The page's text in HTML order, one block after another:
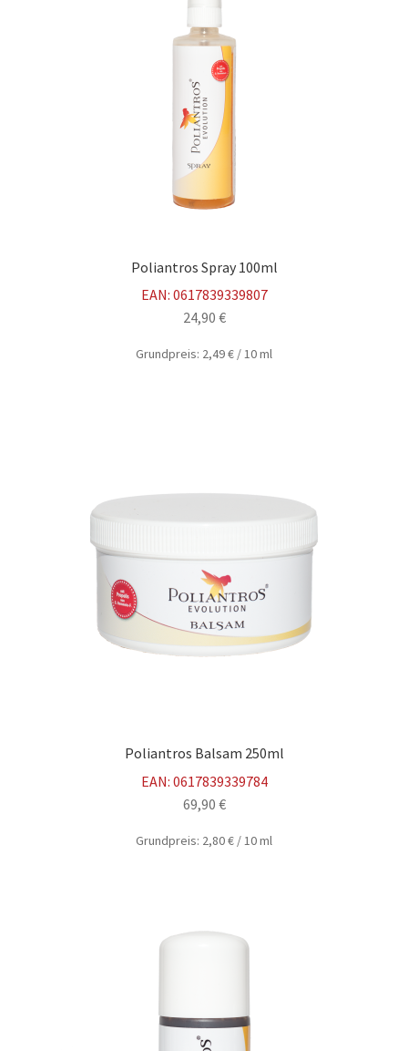
Poliantros Spray 100ml
EAN: 0617839339807
24,90 €
Grundpreis: 2,49€ /10ml
Poliantros Balsam 250ml
EAN: 0617839339784
69,90 €
Grundpreis: 2,80€ /10ml